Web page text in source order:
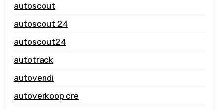
autoscout
autoscout 24
autoscout24
autotrack
autovendi
autoverkoop cre